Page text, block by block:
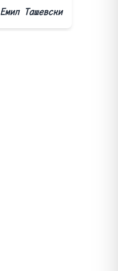
Емил Ташевски